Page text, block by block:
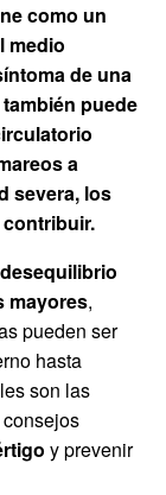
como un
medio
de una
puede
a
severa, los
mayores,
pueden ser
hasta
son las
y prevenir